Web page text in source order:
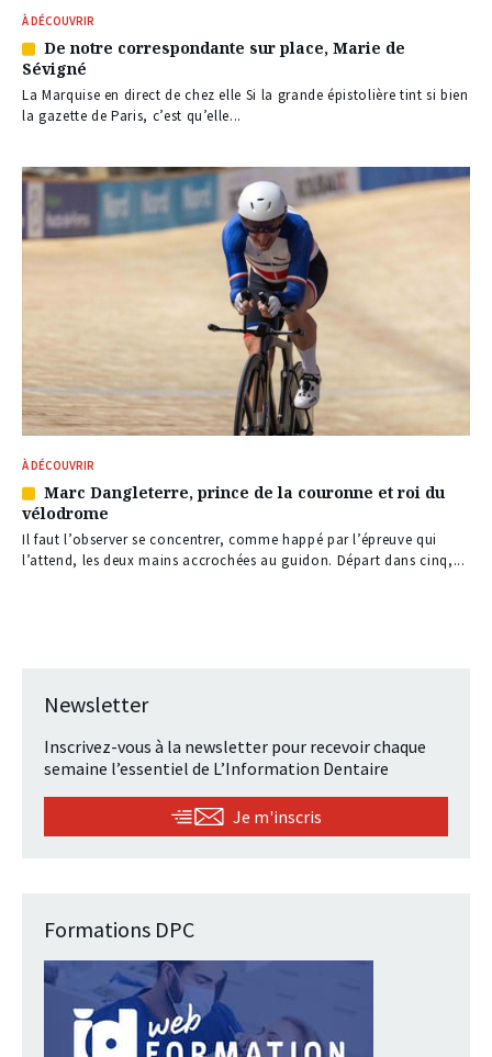
À DÉCOUVRIR
Article
réservé
à
nos
De notre correspondante sur place, Marie de
Sévigné
La Marquise en direct de chez elle Si la grande épistolière tint si bien
la gazette de Paris, c’est qu’elle...
À DÉCOUVRIR
Article
réservé
à
nos
Marc Dangleterre, prince de la couronne et roi du
vélodrome
Il faut l’observer se concentrer, comme happé par l’épreuve qui
l’attend, les deux mains accrochées au guidon. Départ dans cinq,...
Newsletter
Inscrivez-vous à la newsletter pour recevoir chaque
semaine l’essentiel de L’Information Dentaire
Je m'inscris
Formations DPC